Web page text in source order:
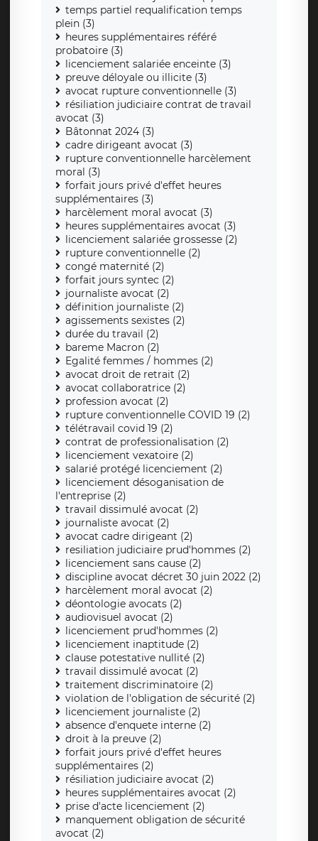
temps partiel requalification temps
plein (3)
heures supplémentaires référé
probatoire (3)
licenciement salariée enceinte (3)
preuve déloyale ou illicite (3)
avocat rupture conventionnelle (3)
résiliation judiciaire contrat de travail
avocat (3)
Bâtonnat 2024 (3)
cadre dirigeant avocat (3)
rupture conventionnelle harcèlement
moral (3)
forfait jours privé d'effet heures
supplémentaires (3)
harcèlement moral avocat (3)
heures supplémentaires avocat (3)
licenciement salariée grossesse (2)
rupture conventionnelle (2)
congé maternité (2)
forfait jours syntec (2)
journaliste avocat (2)
définition journaliste (2)
agissements sexistes (2)
durée du travail (2)
bareme Macron (2)
Egalité femmes / hommes (2)
avocat droit de retrait (2)
avocat collaboratrice (2)
profession avocat (2)
rupture conventionnelle COVID 19 (2)
télétravail covid 19 (2)
contrat de professionalisation (2)
licenciement vexatoire (2)
salarié protégé licenciement (2)
licenciement désoganisation de
l'entreprise (2)
travail dissimulé avocat (2)
journaliste avocat (2)
avocat cadre dirigeant (2)
resiliation judiciaire prud'hommes (2)
licenciement sans cause (2)
discipline avocat décret 30 juin 2022 (2)
harcèlement moral avocat (2)
déontologie avocats (2)
audiovisuel avocat (2)
licenciement prud'hommes (2)
licenciement inaptitude (2)
clause potestative nullité (2)
travail dissimulé avocat (2)
traitement discriminatoire (2)
violation de l'obligation de sécurité (2)
licenciement journaliste (2)
absence d'enquete interne (2)
droit à la preuve (2)
forfait jours privé d'effet heures
supplémentaires (2)
résiliation judiciaire avocat (2)
heures supplémentaires avocat (2)
prise d'acte licenciement (2)
manquement obligation de sécurité
avocat (2)